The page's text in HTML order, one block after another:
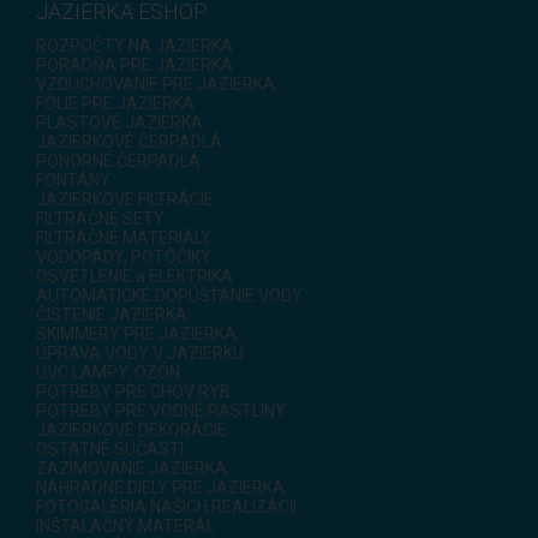
JAZIERKA ESHOP
ROZPOČTY NA JAZIERKA
PORADŇA PRE JAZIERKA
VZDUCHOVANIE PRE JAZIERKA
FÓLIE PRE JAZIERKA
PLASTOVÉ JAZIERKA
JAZIERKOVÉ ČERPADLÁ
PONORNÉ ČERPADLÁ
FONTÁNY
JAZIERKOVÉ FILTRÁCIE
FILTRAČNÉ SETY
FILTRAČNÉ MATERIÁLY
VODOPÁDY, POTÔČIKY
OSVETLENIE a ELEKTRIKA
AUTOMATICKÉ DOPÚŠŤANIE VODY
ČISTENIE JAZIERKA
SKIMMERY PRE JAZIERKA
ÚPRAVA VODY V JAZIERKU
UVC LAMPY, OZÓN
POTREBY PRE CHOV RÝB
POTREBY PRE VODNÉ RASTLINY
JAZIERKOVÉ DEKORÁCIE
OSTATNÉ SÚČASTI
ZAZIMOVANIE JAZIERKA
NÁHRADNÉ DIELY PRE JAZIERKA
FOTOGALÉRIA NAŠICH REALIZÁCIÍ
INŠTALAČNÝ MATERÁL